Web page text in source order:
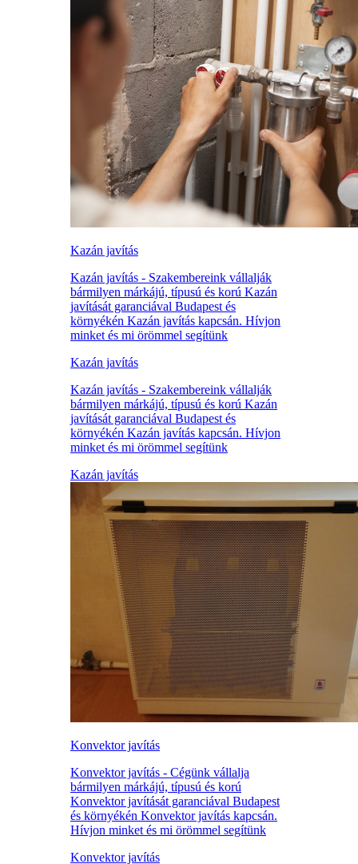
Kazán javítás
Kazán javítás - Szakembereink vállalják
bármilyen márkájú, típusú és korú Kazán
javítását garanciával Budapest és
környékén Kazán javítás kapcsán. Hívjon
minket és mi örömmel segítünk
Kazán javítás
Kazán javítás - Szakembereink vállalják
bármilyen márkájú, típusú és korú Kazán
javítását garanciával Budapest és
környékén Kazán javítás kapcsán. Hívjon
minket és mi örömmel segítünk
Kazán javítás
Konvektor javítás
Konvektor javítás - Cégünk vállalja
bármilyen márkájú, típusú és korú
Konvektor javítását garanciával Budapest
és környékén Konvektor javítás kapcsán.
Hívjon minket és mi örömmel segítünk
Konvektor javítás